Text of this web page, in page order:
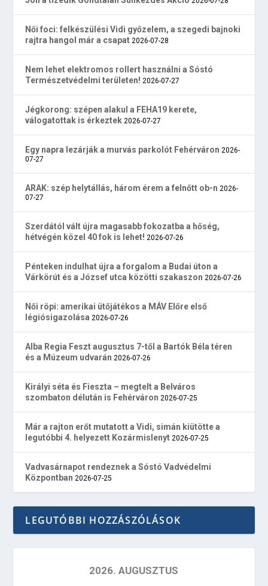
Női foci: felkészülési Vidi győzelem, a szegedi bajnoki
rajtra hangol már a csapat 2026-07-28
Nem lehet elektromos rollert használni a Sóstó
Természetvédelmi területen! 2026-07-27
Jégkorong: szépen alakul a FEHA19 kerete,
válogatottak is érkeztek 2026-07-27
Egy napra lezárják a murvás parkolót Fehérváron 2026-
07-27
ARAK: szép helytállás, három érem a felnőtt ob-n 2026-
07-27
Szerdától vált újra magasabb fokozatba a hőség,
hétvégén közel 40 fok is lehet! 2026-07-26
Pénteken indulhat újra a forgalom a Budai úton a
Várkörút és a József utca közötti szakaszon 2026-07-26
Női röpi: amerikai ütőjátékos a MÁV Előre első
légiósigazolása 2026-07-26
Alba Regia Feszt augusztus 7-től a Bartók Béla téren
és a Múzeum udvarán 2026-07-26
Királyi séta és Fieszta – megtelt a Belváros
szombaton délután is Fehérváron 2026-07-25
Már a rajton erőt mutatott a Vidi, simán kiütötte a
legutóbbi 4. helyezett Kozármislenyt 2026-07-25
Vadvasárnapot rendeznek a Sóstó Vadvédelmi
Központban 2026-07-25
LEGUTÓBBI HOZZÁSZÓLÁSOK
2026. AUGUSZTUS